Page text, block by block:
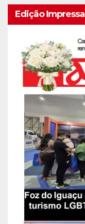
Edição Impressa